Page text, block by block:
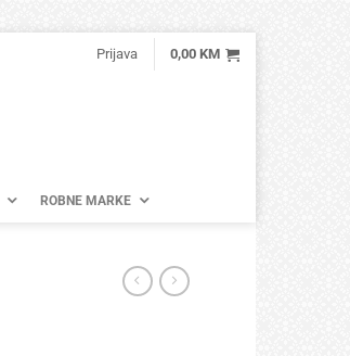
Prijava 0,00 KM
ROBNE MARKE